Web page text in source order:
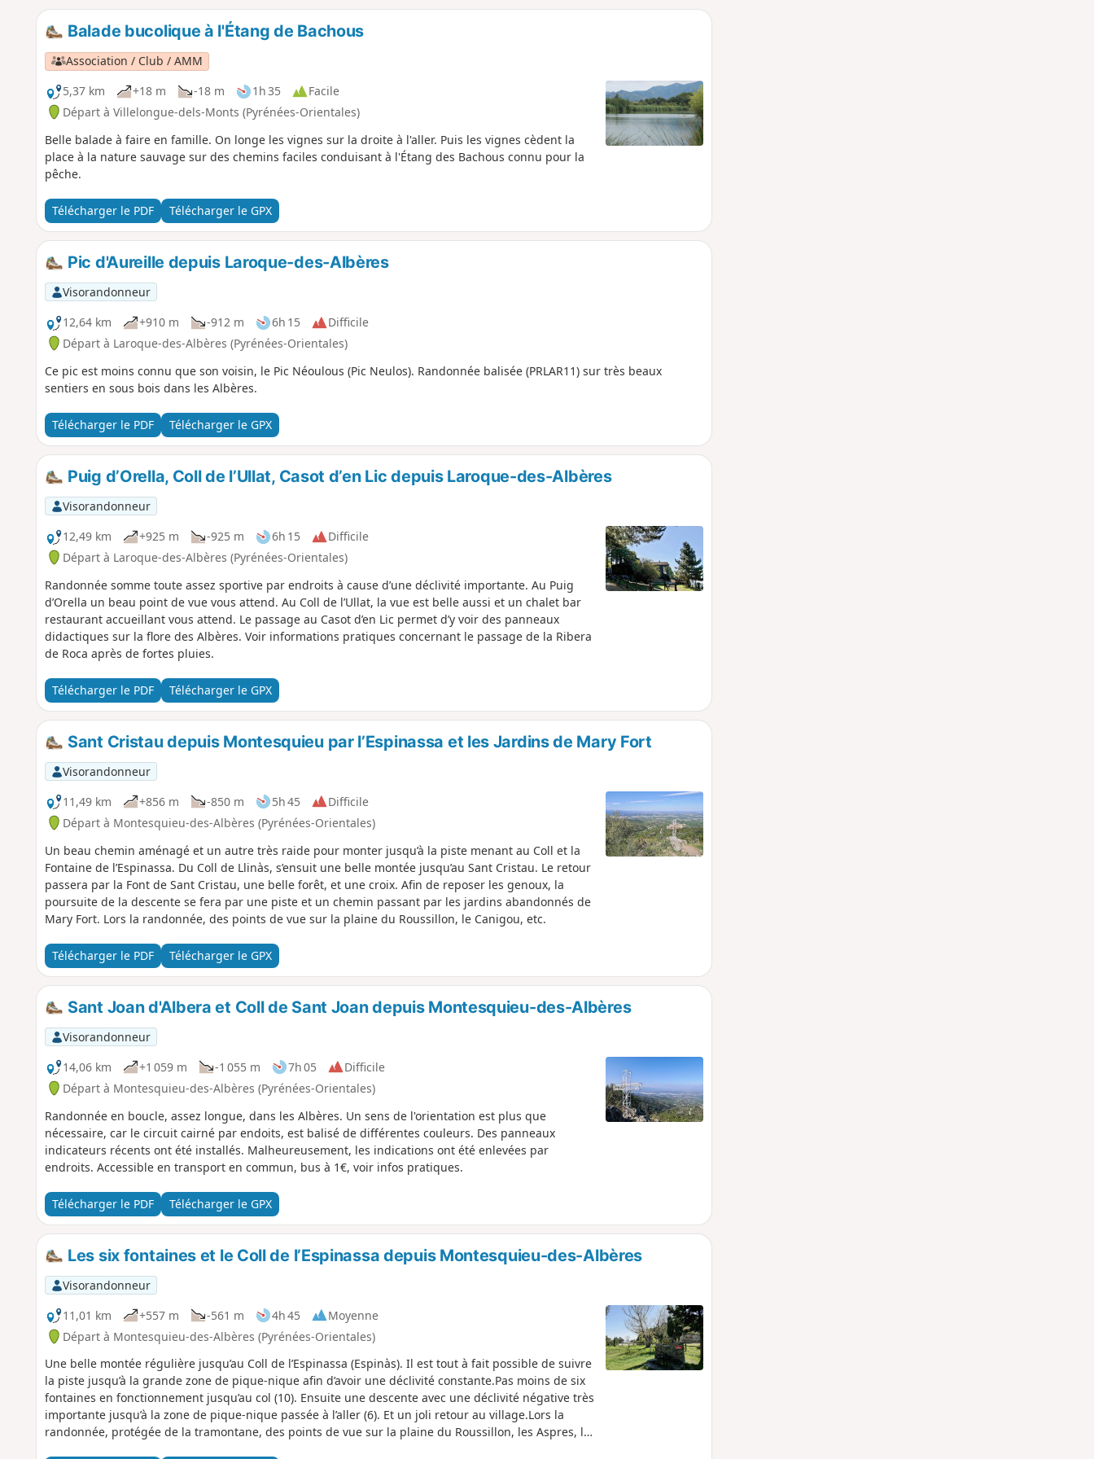
Balade bucolique à l'Étang de Bachous
Association / Club / AMM
5,37 km
+18 m -18 m 1h 35
Facile
Départ à Villelongue-dels-Monts (Pyrénées-Orientales)
Belle balade à faire en famille. On longe les vignes sur la droite à l'aller. Puis les vignes cèdent la
place à la nature sauvage sur des chemins faciles conduisant à l'Étang des Bachous connu pour la
pêche.
Télécharger le PDF Télécharger le GPX
Pic d'Aureille depuis Laroque-des-Albères
Visorandonneur
12,64 km
+910 m -912 m 6h 15
Difficile
Départ à Laroque-des-Albères (Pyrénées-Orientales)
Ce pic est moins connu que son voisin, le Pic Néoulous (Pic Neulos). Randonnée balisée (PRLAR11) sur très beaux
sentiers en sous bois dans les Albères.
Télécharger le PDF Télécharger le GPX
Puig d’Orella, Coll de l’Ullat, Casot d’en Lic depuis Laroque-des-Albères
Visorandonneur
12,49 km
+925 m -925 m 6h 15
Difficile
Départ à Laroque-des-Albères (Pyrénées-Orientales)
Randonnée somme toute assez sportive par endroits à cause d’une déclivité importante. Au Puig
d’Orella un beau point de vue vous attend. Au Coll de l’Ullat, la vue est belle aussi et un chalet bar
restaurant accueillant vous attend. Le passage au Casot d’en Lic permet d’y voir des panneaux
didactiques sur la flore des Albères. Voir informations pratiques concernant le passage de la Ribera
de Roca après de fortes pluies.
Télécharger le PDF Télécharger le GPX
Sant Cristau depuis Montesquieu par l’Espinassa et les Jardins de Mary Fort
Visorandonneur
11,49 km
+856 m -850 m 5h 45
Difficile
Départ à Montesquieu-des-Albères (Pyrénées-Orientales)
Un beau chemin aménagé et un autre très raide pour monter jusqu’à la piste menant au Coll et la
Fontaine de l’Espinassa. Du Coll de Llinàs, s’ensuit une belle montée jusqu’au Sant Cristau. Le retour
passera par la Font de Sant Cristau, une belle forêt, et une croix. Afin de reposer les genoux, la
poursuite de la descente se fera par une piste et un chemin passant par les jardins abandonnés de
Mary Fort. Lors la randonnée, des points de vue sur la plaine du Roussillon, le Canigou, etc.
Télécharger le PDF Télécharger le GPX
Sant Joan d'Albera et Coll de Sant Joan depuis Montesquieu-des-Albères
Visorandonneur
14,06 km
+1 059 m -1 055 m 7h 05
Difficile
Départ à Montesquieu-des-Albères (Pyrénées-Orientales)
Randonnée en boucle, assez longue, dans les Albères. Un sens de l'orientation est plus que
nécessaire, car le circuit cairné par endoits, est balisé de différentes couleurs. Des panneaux
indicateurs récents ont été installés. Malheureusement, les indications ont été enlevées par
endroits. Accessible en transport en commun, bus à 1€, voir infos pratiques.
Télécharger le PDF Télécharger le GPX
Les six fontaines et le Coll de l’Espinassa depuis Montesquieu-des-Albères
Visorandonneur
11,01 km
+557 m -561 m 4h 45
Moyenne
Départ à Montesquieu-des-Albères (Pyrénées-Orientales)
Une belle montée régulière jusqu’au Coll de l’Espinassa (Espinàs). Il est tout à fait possible de suivre
la piste jusqu’à la grande zone de pique-nique afin d’avoir une déclivité constante.Pas moins de six
fontaines en fonctionnement jusqu’au col (10). Ensuite une descente avec une déclivité négative très
importante jusqu’à la zone de pique-nique passée à l’aller (6). Et un joli retour au village.Lors la
randonnée, protégée de la tramontane, des points de vue sur la plaine du Roussillon, les Aspres, le